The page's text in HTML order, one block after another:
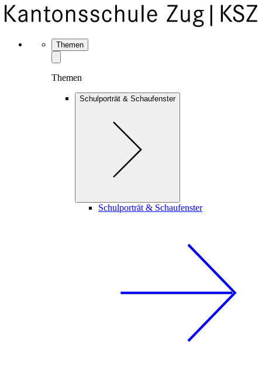
Themen
Themen
Schulporträt & Schaufenster
Schulporträt & Schaufenster